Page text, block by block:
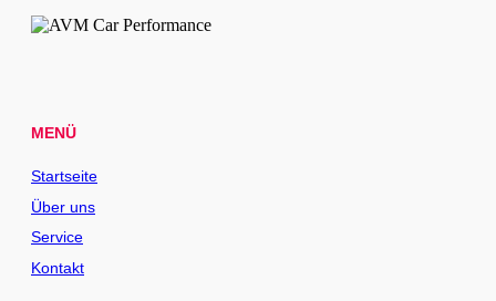
MENÜ
Startseite
Über uns
Service
Kontakt